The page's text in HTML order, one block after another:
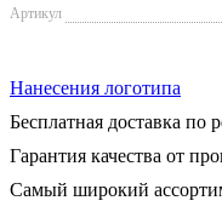
Артикул
Нанесения логотипа
Бесплатная доставка по
Гарантия качества от
Самый широкий